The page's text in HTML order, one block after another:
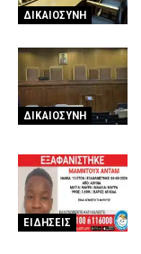
ΔΙΚΑΙΟΣΥΝΗ
ΔΙΚΑΙΟΣΥΝΗ
ΕΙΔΗΣΕΙΣ